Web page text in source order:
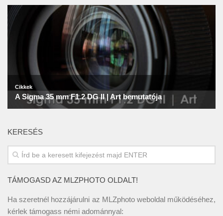
KERESÉS
TÁMOGASD AZ MLZPHOTO OLDALT!
Ha szeretnél hozzájárulni az MLZphoto weboldal működéséhez,
kérlek támogass némi adománnyal: